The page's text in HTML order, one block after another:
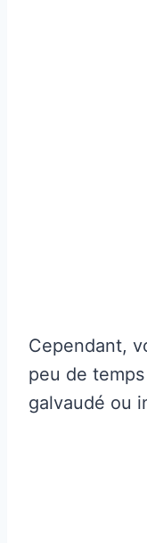
Cependant,
peu de
galvaudé ou